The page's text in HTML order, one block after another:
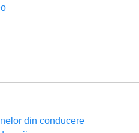
din conducere